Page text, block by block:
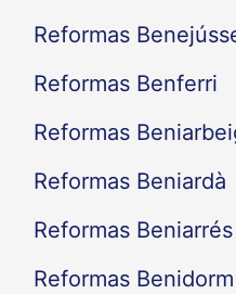
Reformas
Reformas Benferri
Reformas
Reformas Beniardà
Reformas Beniarrés
Reformas Benidorm